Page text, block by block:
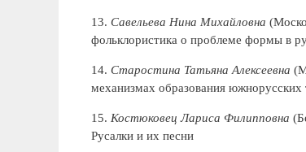
13. Савельева Нина Михайловна
фольклористика о проблеме формы в
14. Старостина Татьяна Алексеевна
механизмах образования южнорусских
15. Костюковец Лариса Филипповна
Русалки и их песни